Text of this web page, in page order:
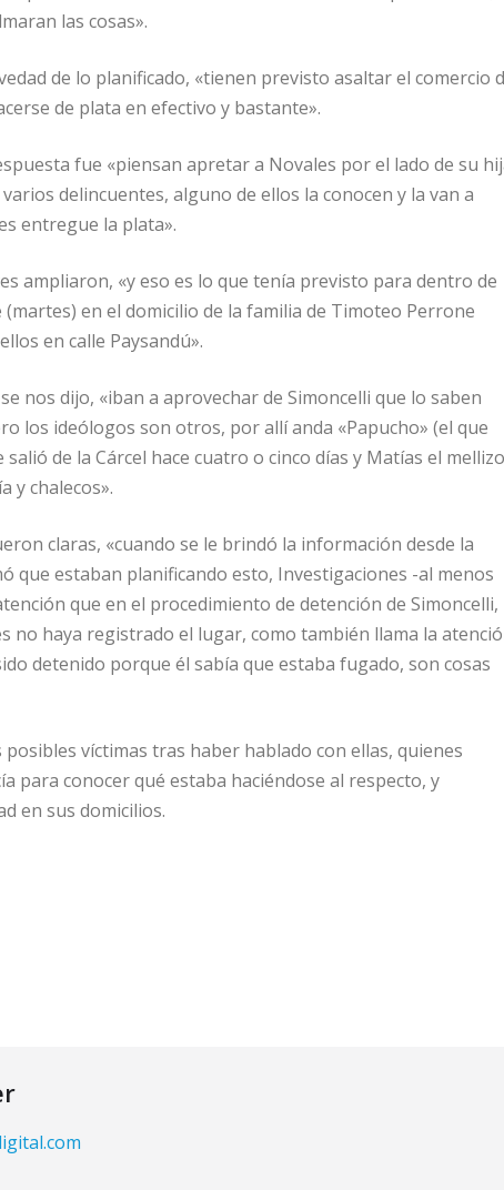
las cosas».
de lo planificado, «tienen previsto asaltar el comercio
de plata en efectivo y bastante».
fue «piensan apretar a Novales por el lado de su
delincuentes, alguno de ellos la conocen y la van a
entregue la plata».
ampliaron, «y eso es lo que tenía previsto para dentro de
en el domicilio de la familia de Timoteo Perrone
en calle Paysandú».
nos dijo, «iban a aprovechar de Simoncelli que lo saben
los ideólogos son otros, por allí anda «Papucho» (el que
de la Cárcel hace cuatro o cinco días y Matías el
y chalecos».
claras, «cuando se le brindó la información desde la
que estaban planificando esto, Investigaciones -al menos
que en el procedimiento de detención de Simoncelli,
no haya registrado el lugar, como también llama la
detenido porque él sabía que estaba fugado, son cosas
víctimas tras haber hablado con ellas, quienes
para conocer qué estaba haciéndose al respecto, y
en sus domicilios.